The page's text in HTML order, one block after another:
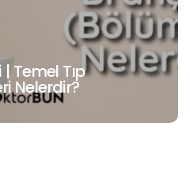
Bilimleri | Cerrahi Tıp
Bölümleri Nelerdir?